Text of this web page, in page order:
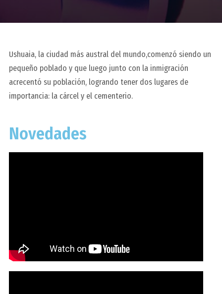
Ushuaia, la ciudad más austral del mundo,comenzó siendo un
pequeño poblado y que luego junto con la inmigración
acrecentó su población, logrando tener dos lugares de
importancia: la cárcel y el cementerio.
Novedades